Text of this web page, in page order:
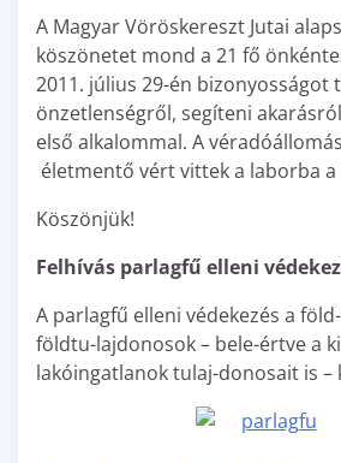
A Magyar Vöröskereszt Jutai
köszönetet mond a 21 fő
2011. július 29-én bizonyosságot
önzetlenségről, segíteni
első alkalommal. A
életmentő vért vittek a laborba a
Köszönjük!
Felhívás parlagfű elleni
A parlagfű elleni védekezés a
földtu-lajdonosok – bele-értve a
lakóingatlanok tulaj-donosait is –